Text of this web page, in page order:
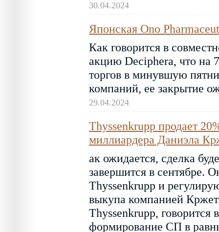
30.04.2024
Японская Ono
Как говорится в
акцию Deciphera, что на
торгов в минувшую
компаний, ее закрытие
29.04.2024
Thyssenkrupp продает
миллиардера Даниэла
ак ожидается, сделка
завершится в сентябре.
Thyssenkrupp и
выкупа компанией
Thyssenkrupp, говорится
формирование СП в